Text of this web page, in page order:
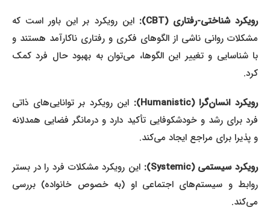
رویکرد شناختی-رفتاری (CBT):
این رویکرد بر این باور است که
مشکلات روانی ناشی از الگوهای فکری و رفتاری ناکارآمد هستند و
با شناسایی و تغییر این الگوها، می‌توان به بهبود حال فرد کمک
کرد.
رویکرد انسان‌گرا (Humanistic):
این رویکرد بر توانایی‌های ذاتی
فرد برای رشد و خودشکوفایی تأکید دارد و درمانگر فضایی همدلانه
و پذیرا برای مراجع ایجاد می‌کند.
رویکرد سیستمی (Systemic):
این رویکرد مشکلات فرد را در بستر
روابط و سیستم‌های اجتماعی او (به خصوص خانواده) بررسی
می‌کند.